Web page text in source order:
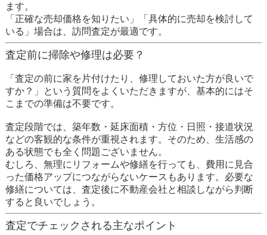
ます。
「正確な売却価格を知りたい」「具体的に売却を検討して
いる」場合は、訪問査定が最適です。
査定前に掃除や修理は必要？
「査定の前に家を片付けたり、修理しておいた方が良いで
すか？」という質問をよくいただきますが、 基本的にはそ
こまでの準備は不要です。
査定段階では、築年数・延床面積・方位・日照・接道状況
などの客観的な条件が重視されます。そのため、生活感の
ある状態でも全く問題ございません。
むしろ、無理にリフォームや修繕を行っても、費用に見合
った価格アップにつながらないケースもあります。必要な
修繕については、査定後に不動産会社と相談しながら判断
すると良いでしょう。
査定でチェックされる主なポイント